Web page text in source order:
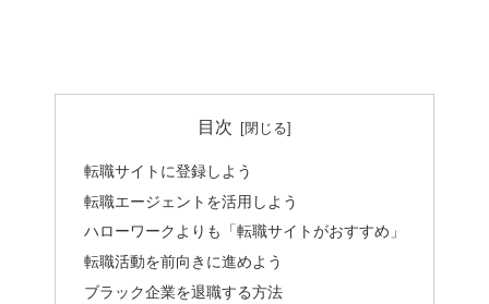
目次
転職サイトに登録しよう
転職エージェントを活用しよう
ハローワークよりも「転職サイトがおすすめ」
転職活動を前向きに進めよう
ブラック企業を退職する方法